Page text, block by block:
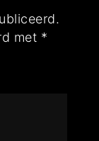
met *